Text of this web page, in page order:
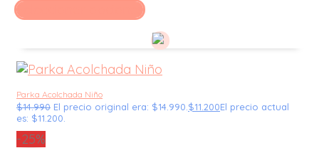
Seleccionar opciones
Parka Acolchada Niño
$14.990 El precio original era: $14.990. $11.200El precio actual
es: $11.200.
-25%